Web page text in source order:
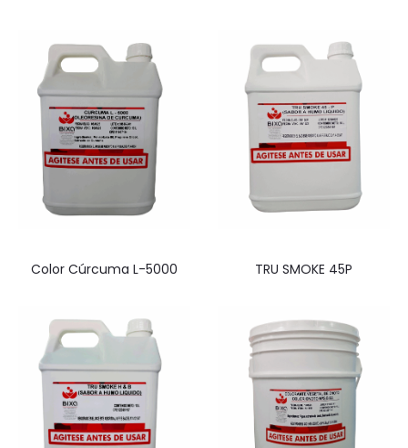
Color Cúrcuma L-5000 TRU SMOKE 45P